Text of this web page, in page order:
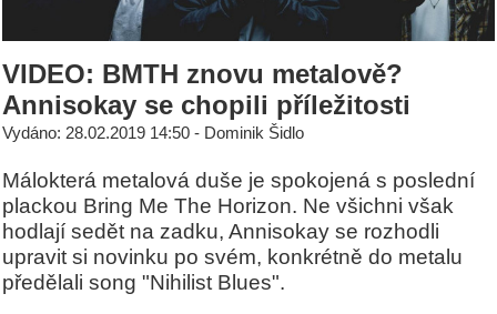
VIDEO: BMTH znovu metalově?
Annisokay se chopili příležitosti
Vydáno: 28.02.2019 14:50 - Dominik Šidlo
Málokterá metalová duše je spokojená s poslední
plackou Bring Me The Horizon. Ne všichni však
hodlají sedět na zadku, Annisokay se rozhodli
upravit si novinku po svém, konkrétně do metalu
předělali song "Nihilist Blues".